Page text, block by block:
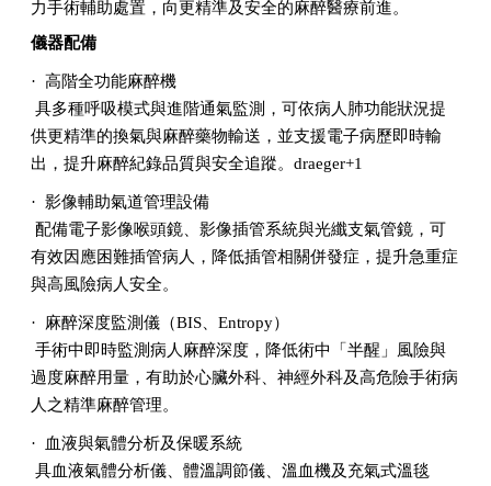
力手術輔助處置，向更精準及安全的麻醉醫療前進。
儀器配備
· 高階全功能麻醉機
具多種呼吸模式與進階通氣監測，可依病人肺功能狀況提
供更精準的換氣與麻醉藥物輸送，並支援電子病歷即時輸
出，提升麻醉紀錄品質與安全追蹤。draeger+1
· 影像輔助氣道管理設備
配備電子影像喉頭鏡、影像插管系統與光纖支氣管鏡，可
有效因應困難插管病人，降低插管相關併發症，提升急重症
與高風險病人安全。
· 麻醉深度監測儀（BIS、Entropy）
手術中即時監測病人麻醉深度，降低術中「半醒」風險與
過度麻醉用量，有助於心臟外科、神經外科及高危險手術病
人之精準麻醉管理。
· 血液與氣體分析及保暖系統
具血液氣體分析儀、體溫調節儀、溫血機及充氣式溫毯